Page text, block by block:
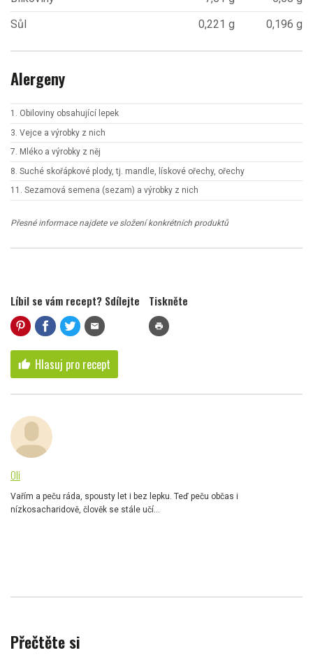
Sůl
0,221 g 0,196 g
Alergeny
1. Obiloviny obsahující lepek
3. Vejce a výrobky z nich
7. Mléko a výrobky z něj
8. Suché skořápkové plody, tj. mandle, lískové ořechy, ořechy
11. Sezamová semena (sezam) a výrobky z nich
Přesné informace najdete ve složení konkrétních produktů
Líbil se vám recept? Sdílejte
mail
Tiskněte
print
thumb_up Hlasuj pro recept
Oli
Vařím a peču ráda, spousty let i bez lepku. Teď peču občas i
nízkosacharidově, člověk se stále učí...
Přečtěte si